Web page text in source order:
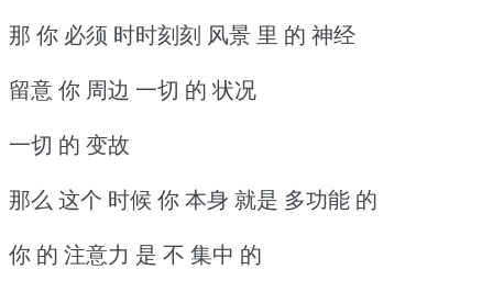
那 你 必须 时时刻刻 风景 里 的 神经
留意 你 周边 一切 的 状况
一切 的 变故
那么 这个 时候 你 本身 就是 多功能 的
你 的 注意力 是 不 集中 的